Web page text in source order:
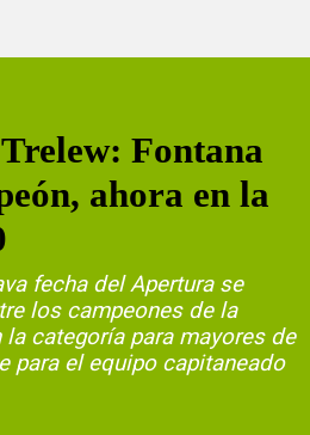
Fontana
ahora en la
fecha del Apertura se
los campeones de la
categoría para mayores de
para el equipo capitaneado